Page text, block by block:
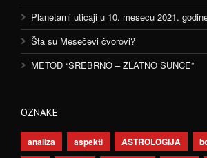
Planetarni uticaji u 10. mesecu 2021.
Šta su Mesečevi čvorovi?
METOD “SREBRNO – ZLATNO SUNCE”
OZNAKE
analiza aspekti ASTROLOGIJA